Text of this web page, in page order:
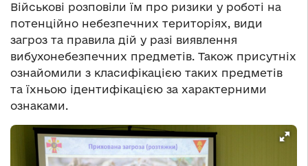
Військові розповіли їм про ризики у роботі на
потенційно небезпечних територіях, види
загроз та правила дій у разі виявлення
вибухонебезпечних предметів. Також присутніх
ознайомили з класифікацією таких предметів
та їхньою ідентифікацією за характерними
ознаками.